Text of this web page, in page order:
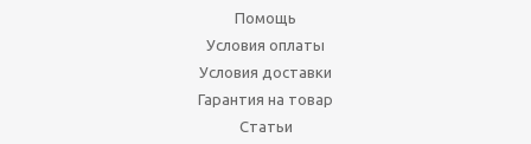
Помощь
Условия оплаты
Условия доставки
Гарантия на товар
Статьи